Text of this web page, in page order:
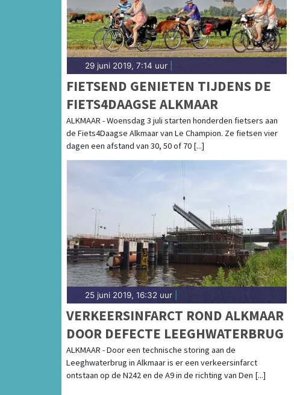
29 juni 2019, 7:14 uur
FIETSEND GENIETEN TIJDENS DE
FIETS4DAAGSE ALKMAAR
ALKMAAR - Woensdag 3 juli starten honderden fietsers aan
de Fiets4Daagse Alkmaar van Le Champion. Ze fietsen vier
dagen een afstand van 30, 50 of 70 [...]
25 juni 2019, 16:32 uur
VERKEERSINFARCT ROND ALKMAAR
DOOR DEFECTE LEEGHWATERBRUG
ALKMAAR - Door een technische storing aan de
Leeghwaterbrug in Alkmaar is er een verkeersinfarct
ontstaan op de N242 en de A9 in de richting van Den [...]